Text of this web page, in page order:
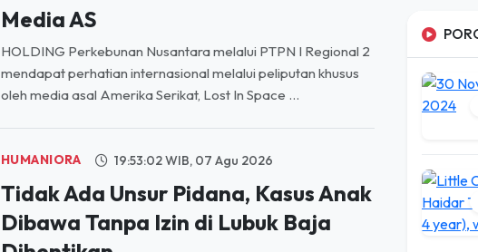
HOLDING Perkebunan Nusantara melalui PTPN I Regional 2
mendapat perhatian internasional melalui peliputan khusus
oleh media asal Amerika Serikat, Lost In Space ...
Tidak Ada Unsur Pidana, Kasus Anak
Dibawa Tanpa Izin di Lubuk Baja
Dihentikan
POLEMIK laporan dugaan pengawasan anak tanpa izin yang